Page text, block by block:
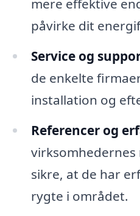
mere effektive
påvirke dit
Service og
de enkelte
installation og
Referencer og
sikre, at de har
rygte i området.